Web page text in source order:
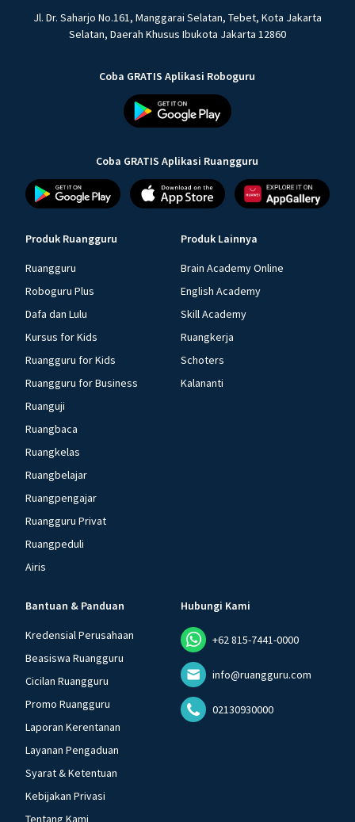
Jl. Dr. Saharjo No.161, Manggarai Selatan, Tebet, Kota Jakarta
Selatan, Daerah Khusus Ibukota Jakarta 12860
Coba GRATIS Aplikasi Roboguru
Coba GRATIS Aplikasi Ruangguru
Produk Ruangguru
Ruangguru
Roboguru Plus
Dafa dan Lulu
Kursus for Kids
Ruangguru for Kids
Ruangguru for Business
Ruanguji
Ruangbaca
Ruangkelas
Ruangbelajar
Ruangpengajar
Ruangguru Privat
Ruangpeduli
Airis
Produk Lainnya
Brain Academy Online
English Academy
Skill Academy
Ruangkerja
Schoters
Kalananti
Bantuan & Panduan
Kredensial Perusahaan
Beasiswa Ruangguru
Cicilan Ruangguru
Promo Ruangguru
Laporan Kerentanan
Layanan Pengaduan
Syarat & Ketentuan
Kebijakan Privasi
Tentang Kami
Hubungi Kami
+62 815-7441-0000
info@ruangguru.com
02130930000